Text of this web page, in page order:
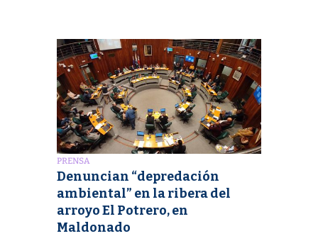
PRENSA
Denuncian “depredación
ambiental” en la ribera del
arroyo El Potrero, en
Maldonado